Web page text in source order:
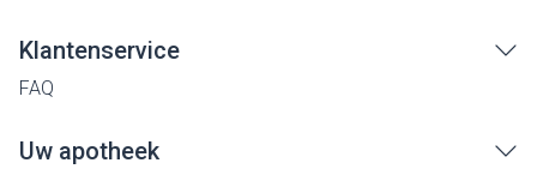
Klantenservice
FAQ
Uw apotheek